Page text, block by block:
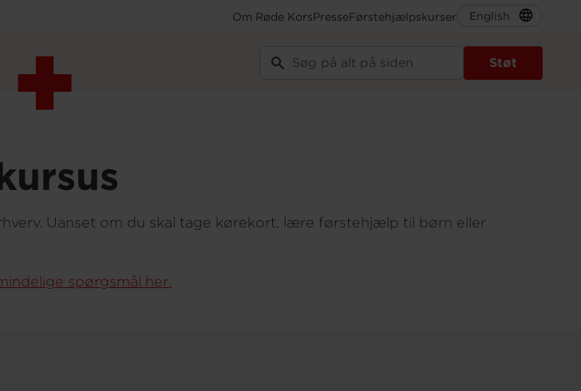
Støt
Om Røde KorsPresseFørstehjælpskurser English
Uanset om du skal tage kørekort, lære førstehjælp til børn eller
spørgsmål her.